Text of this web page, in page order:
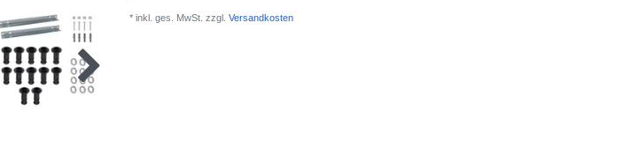
* inkl. ges. MwSt. zzgl. Versandkosten